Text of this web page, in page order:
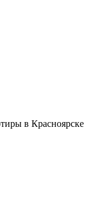
в Красноярске